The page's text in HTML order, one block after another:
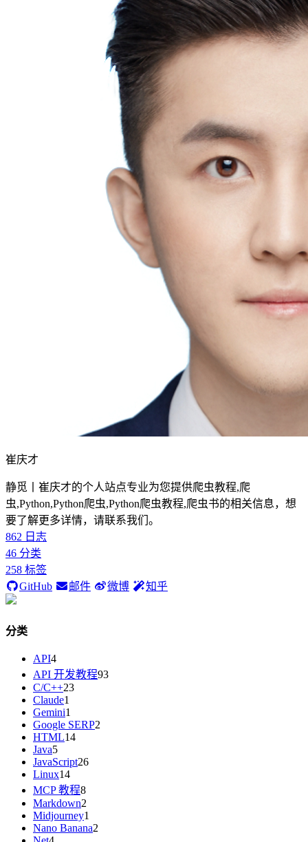
崔庆才
静觅丨崔庆才的个人站点专业为您提供爬虫教程,爬
虫,Python,Python爬虫,Python爬虫教程,爬虫书的相关信息，想
要了解更多详情，请联系我们。
862 日志
46 分类
258 标签
GitHub
邮件 微博 知乎
分类
API4
API 开发教程93
C/C++23
Claude1
Gemini1
Google SERP2
HTML14
Java5
JavaScript26
Linux14
MCP 教程8
Markdown2
Midjourney1
Nano Banana2